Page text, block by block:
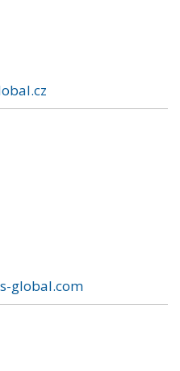
global.com